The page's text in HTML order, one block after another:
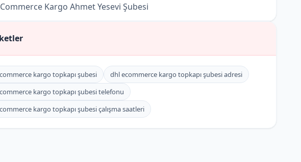
Kargo Ahmet Yesevi Şubesi
Kargo Alba Şubesi
Kargo Alibeyköy Şubesi
Kargo Alkent Şubesi
kargo topkapı şubesi
dhl ecommerce kargo topkapı şubesi adresi
kargo topkapı şubesi telefonu
kargo topkapı şubesi çalışma saatleri